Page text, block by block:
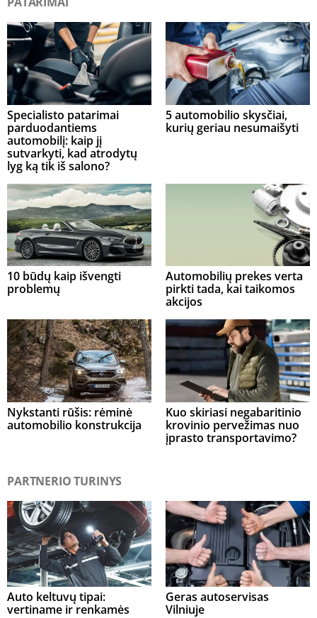
Specialisto patarimai
parduodantiems
automobilį: kaip jį
sutvarkyti, kad atrodytų
lyg ką tik iš salono?
5 automobilio skysčiai,
kurių geriau nesumaišyti
10 būdų kaip išvengti
problemų
Automobilių prekes verta
pirkti tada, kai taikomos
akcijos
Nykstanti rūšis: rėminė
automobilio konstrukcija
Kuo skiriasi negabaritinio
krovinio pervežimas nuo
įprasto transportavimo?
PARTNERIO TURINYS
Auto keltuvų tipai:
vertiname ir renkamės
Geras autoservisas
Vilniuje